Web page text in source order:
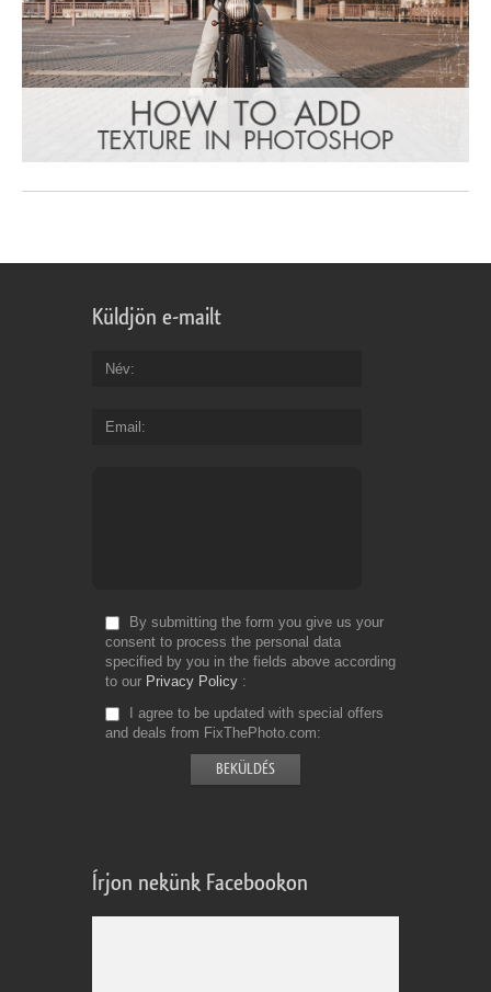
Küldjön e-mailt
Név
Email
By submitting the form you give us your
consent to process the personal data
specified by you in the fields above according
to our Privacy Policy
I agree to be updated with special offers
and deals from FixThePhoto.com
Írjon nekünk Facebookon